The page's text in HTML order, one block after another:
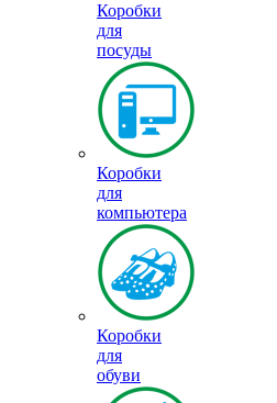
Коробки
для
посуды
Коробки
для
компьютера
Коробки
для
обуви